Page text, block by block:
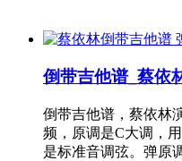
倒带吉他谱_蔡依
倒带吉他谱，蔡依林
频，原调是C大调，
是标准音调弦。弹原